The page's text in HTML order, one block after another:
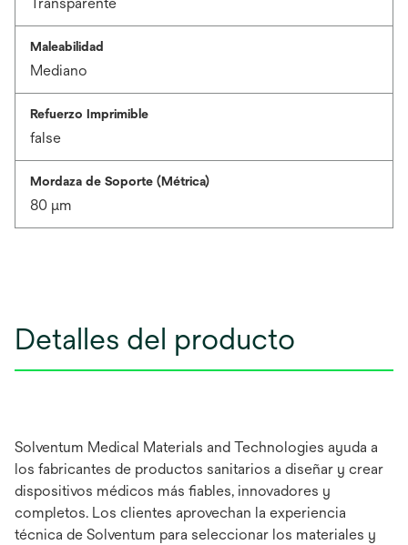
Maleabilidad
Mediano
Refuerzo Imprimible
false
Mordaza de Soporte (Métrica)
80 μm
Detalles del producto
Solventum Medical Materials and Technologies ayuda a
los fabricantes de productos sanitarios a diseñar y crear
dispositivos médicos más fiables, innovadores y
completos. Los clientes aprovechan la experiencia
técnica de Solventum para seleccionar los materiales y